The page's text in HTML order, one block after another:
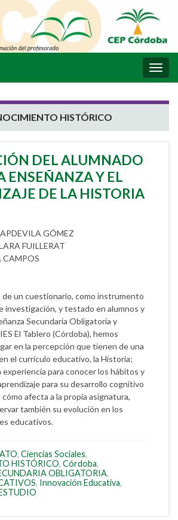
la
HISTÓRICO
DEL ALUMNADO
ENSEÑANZA Y EL
DE LA HISTORIA
GÓMEZ
FUILLERAT
CAMPOS
un cuestionario, como instrumento
investigación, y testado en alumnos y
Secundaria Obligatoria y
El Tablero (Córdoba), hemos
en la percepción que tienen de una
el currículo educativo, la Historia;
para conocer los hábitos y
para su desarrollo cognitivo
afecta a la propia asignatura,
también su evolución en los
educativos.
, Ciencias Sociales,
HISTÓRICO, Córdoba,
OBLIGATORIA,
, Innovación Educativa,